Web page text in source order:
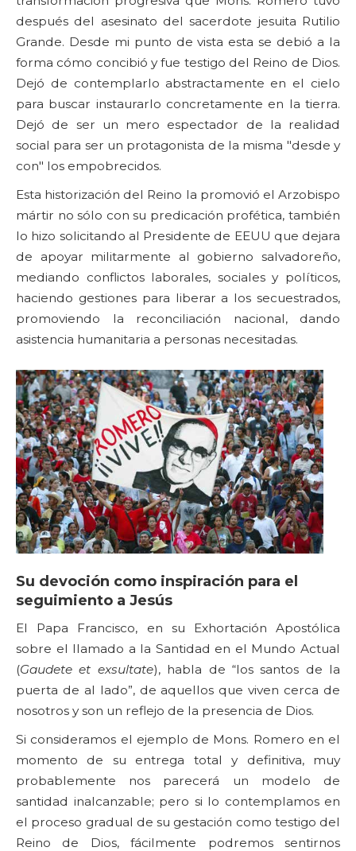
después del asesinato del sacerdote jesuita Rutilio
Grande. Desde mi punto de vista esta se debió a la
forma cómo concibió y fue testigo del Reino de Dios.
Dejó de contemplarlo abstractamente en el cielo
para buscar instaurarlo concretamente en la tierra.
Dejó de ser un mero espectador de la realidad
social para ser un protagonista de la misma "desde y
con" los empobrecidos.
Esta historización del Reino la promovió el Arzobispo
mártir no sólo con su predicación profética, también
lo hizo solicitando al Presidente de EEUU que dejara
de apoyar militarmente al gobierno salvadoreño,
mediando conflictos laborales, sociales y políticos,
haciendo gestiones para liberar a los secuestrados,
promoviendo la reconciliación nacional, dando
asistencia humanitaria a personas necesitadas.
Su devoción como inspiración para el
seguimiento a Jesús
El Papa Francisco, en su Exhortación Apostólica
sobre el llamado a la Santidad en el Mundo Actual
(Gaudete et exsultate), habla de “los santos de la
puerta de al lado”, de aquellos que viven cerca de
nosotros y son un reflejo de la presencia de Dios.
Si consideramos el ejemplo de Mons. Romero en el
momento de su entrega total y definitiva, muy
probablemente nos parecerá un modelo de
santidad inalcanzable; pero si lo contemplamos en
el proceso gradual de su gestación como testigo del
Reino de Dios, fácilmente podremos sentirnos